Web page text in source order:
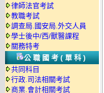
律師法官考試
教職考試
調查局.國安局.外交人員
學士後中/西/獸醫課程
關務特考
公職國考(單科)
共同科目
行政.司法相關考試
商業.會計相關考試